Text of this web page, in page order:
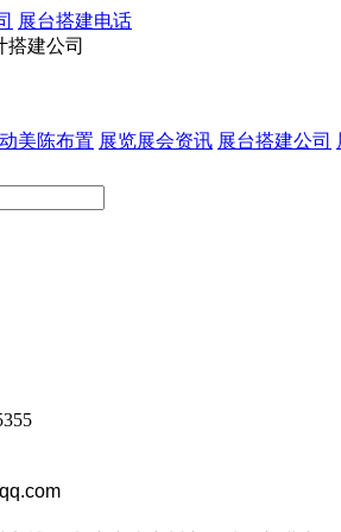
展台搭建电话
搭建公司
美陈布置 展览展会资讯 展台搭建公司